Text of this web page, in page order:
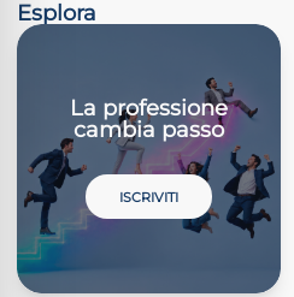
Esplora
La professione
cambia passo
ISCRIVITI